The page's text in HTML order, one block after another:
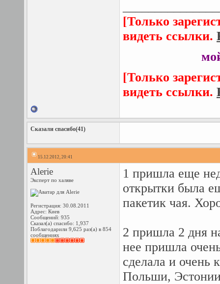
[Только
видеть ссылки.
[Только
видеть ссылки.
Сказали спасибо(41)
15.12.2012, 20:41
Alerie
Эксперт по халяве
Регистрация: 30.08.2011
Адрес: Киев
Сообщений: 935
Сказал(а) спасибо: 1,937
Поблагодарили 9,625 раз(а) в 854
сообщениях
1 пришла еще
открытки была
пакетик чая.
2 пришла 2 дня
нее пришла
сделала и очень
Польши,